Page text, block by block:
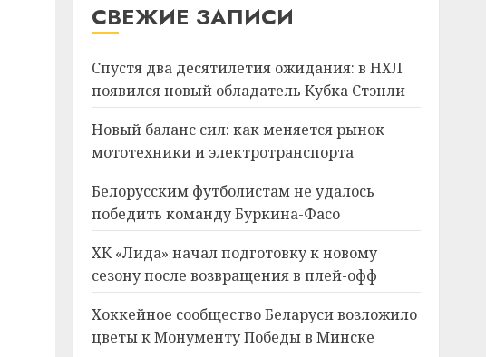
СВЕЖИЕ ЗАПИСИ
Спустя два десятилетия ожидания: в НХЛ
появился новый обладатель Кубка Стэнли
Новый баланс сил: как меняется рынок
мототехники и электротранспорта
Белорусским футболистам не удалось
победить команду Буркина-Фасо
ХК «Лида» начал подготовку к новому
сезону после возвращения в плей-офф
Хоккейное сообщество Беларуси возложило
цветы к Монументу Победы в Минске